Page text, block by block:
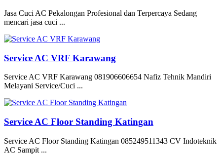
Jasa Cuci AC Pekalongan Profesional dan Terpercaya Sedang
mencari jasa cuci ...
Service AC VRF Karawang
Service AC VRF Karawang 081906606654 Nafiz Tehnik Mandiri
Melayani Service/Cuci ...
Service AC Floor Standing Katingan
Service AC Floor Standing Katingan 085249511343 CV Indoteknik
AC Sampit ...